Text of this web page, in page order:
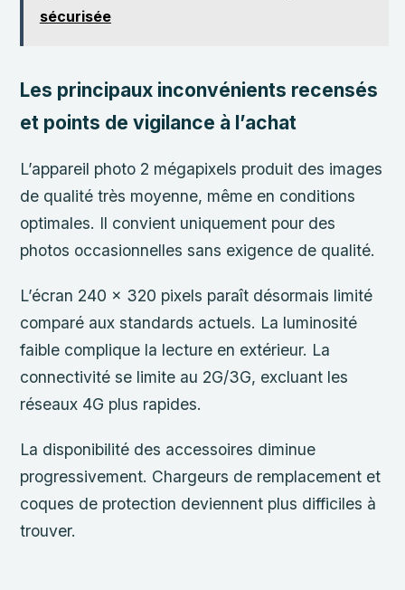
sécurisée
Les principaux inconvénients recensés
et points de vigilance à l’achat
L’appareil photo 2 mégapixels produit des images
de qualité très moyenne, même en conditions
optimales. Il convient uniquement pour des
photos occasionnelles sans exigence de qualité.
L’écran 240 x 320 pixels paraît désormais limité
comparé aux standards actuels. La luminosité
faible complique la lecture en extérieur. La
connectivité se limite au 2G/3G, excluant les
réseaux 4G plus rapides.
La disponibilité des accessoires diminue
progressivement. Chargeurs de remplacement et
coques de protection deviennent plus difficiles à
trouver.